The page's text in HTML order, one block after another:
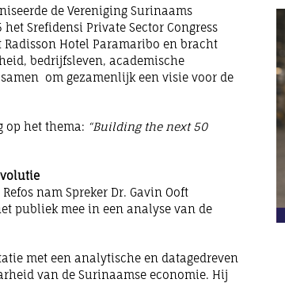
de Vereniging Surinaams
het Srefidensi Private Sector Congress
Hotel Paramaribo en bracht
bedrijfsleven, academische
om gezamenlijk een visie voor de
op het thema: “Building the next 50
nam Spreker Dr. Gavin Ooft
publiek mee in een analyse van de
met een analytische en datagedreven
van de Surinaamse economie. Hij